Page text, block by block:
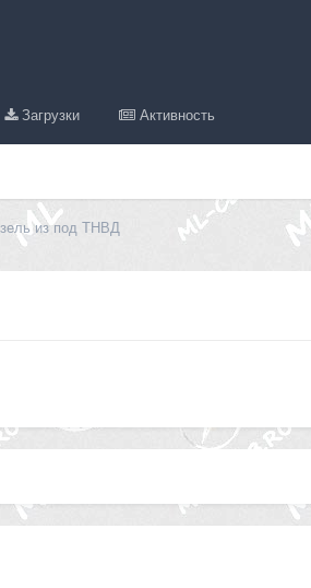
Загрузки Активность
из под ТНВД